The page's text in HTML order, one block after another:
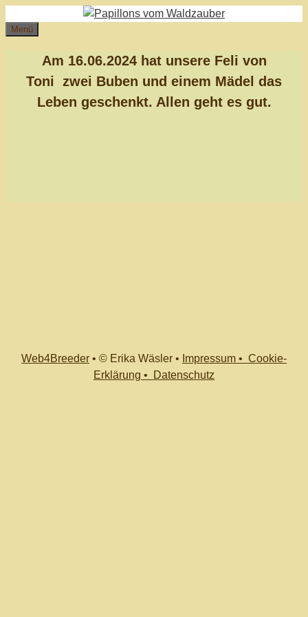
Inhalt
Menü
Am 16.06.2024 hat unsere Feli von
Toni zwei Buben und einem Mädel das
Leben geschenkt. Allen geht es gut.
Web4Breeder • © Erika Wäsler • Impressum • Cookie-
Erklärung •
Datenschutz